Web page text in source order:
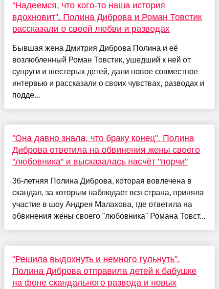
"Надеемся, что кого-то наша история
вдохновит". Полина Диброва и Роман Товстик
рассказали о своей любви и разводах
Бывшая жена Дмитрия Диброва Полина и её
возлюбленный Роман Товстик, ушедший к ней от
супруги и шестерых детей, дали новое совместное
интервью и рассказали о своих чувствах, разводах и
подде...
"Она давно знала, что браку конец". Полина
Диброва ответила на обвинения жены своего
"любовника" и высказалась насчёт "порчи"
36-летняя Полина Диброва, которая вовлечена в
скандал, за которым наблюдает вся страна, приняла
участие в шоу Андрея Малахова, где ответила на
обвинения жены своего "любовника" Романа Товст...
"Решила выдохнуть и немного гульнуть".
Полина Диброва отправила детей к бабушке
на фоне скандального развода и новых